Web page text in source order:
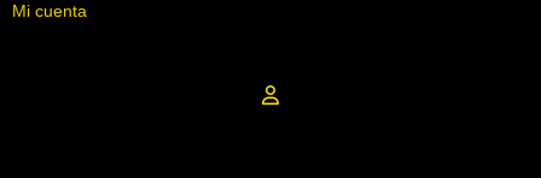
Mi cuenta